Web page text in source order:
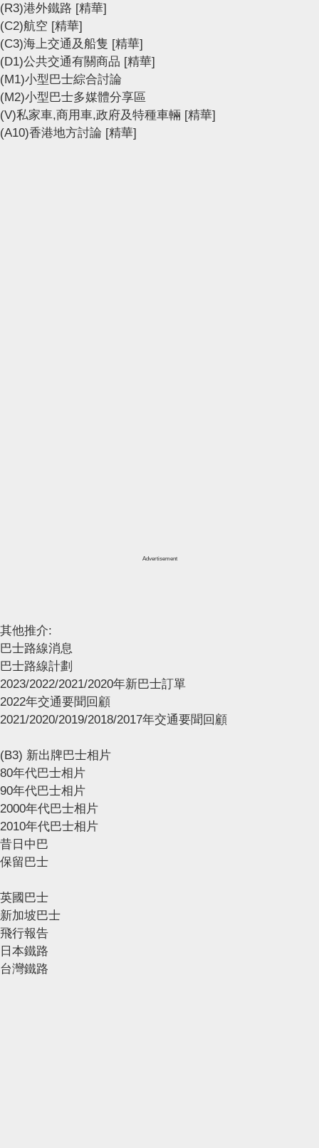
(R3)港外鐵路 [精華]
(C2)航空 [精華]
(C3)海上交通及船隻 [精華]
(D1)公共交通有關商品 [精華]
(M1)小型巴士綜合討論
(M2)小型巴士多媒體分享區
(V)私家車,商用車,政府及特種車輛 [精華]
(A10)香港地方討論 [精華]
Advertisement
其他推介:
巴士路線消息
巴士路線計劃
2023/2022/2021/2020年新巴士訂單
2022年交通要聞回顧
2021/2020/2019/2018/2017年交通要聞回顧
(B3) 新出牌巴士相片
80年代巴士相片
90年代巴士相片
2000年代巴士相片
2010年代巴士相片
昔日中巴
保留巴士
英國巴士
新加坡巴士
飛行報告
日本鐵路
台灣鐵路